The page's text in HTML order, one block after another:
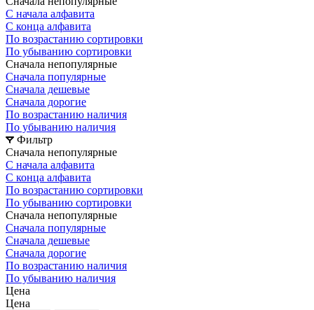
С начала алфавита
С конца алфавита
По возрастанию сортировки
По убыванию сортировки
Сначала непопулярные
Сначала популярные
Сначала дешевые
Сначала дорогие
По возрастанию наличия
По убыванию наличия
Фильтр
Сначала непопулярные
С начала алфавита
С конца алфавита
По возрастанию сортировки
По убыванию сортировки
Сначала непопулярные
Сначала популярные
Сначала дешевые
Сначала дорогие
По возрастанию наличия
По убыванию наличия
Цена
Цена